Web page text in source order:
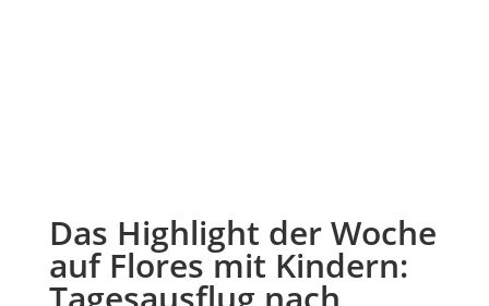
Das Highlight der Woche
auf Flores mit Kindern: